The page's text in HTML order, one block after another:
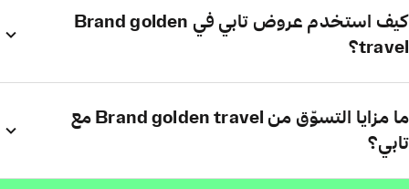
كيف استخدم عروض تابي في Brand golden
travel؟
ما مزايا التسوّق من Brand golden travel مع
تابي؟